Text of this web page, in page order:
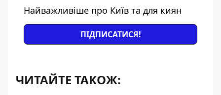
Найважливіше про Київ та для киян
ПІДПИСАТИСЯ!
ЧИТАЙТЕ ТАКОЖ: